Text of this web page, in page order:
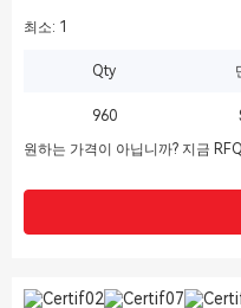
최소: 1
Qty
960
원하는 가격이 아닙니까? 지금